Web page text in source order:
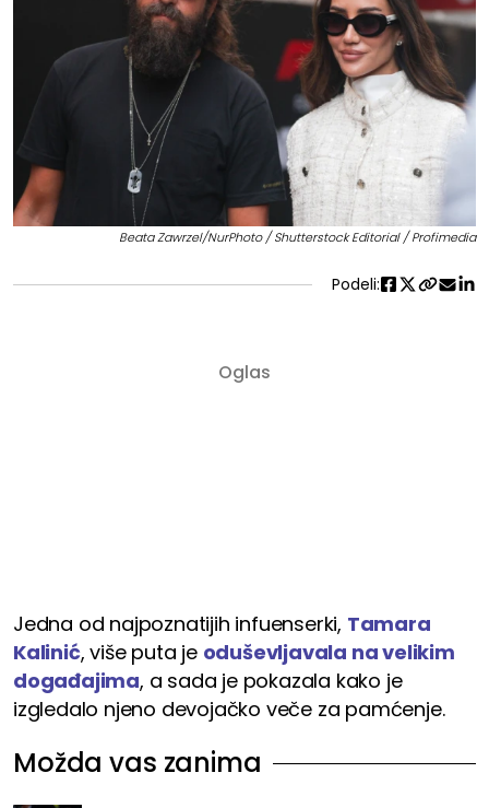
Beata Zawrzel/NurPhoto / Shutterstock Editorial / Profimedia
Podeli:
Jedna od najpoznatijih infuenserki, Tamara
Kalinić, više puta je oduševljavala na velikim
događajima, a sada je pokazala kako je
izgledalo njeno devojačko veče za pamćenje.
Možda vas zanima